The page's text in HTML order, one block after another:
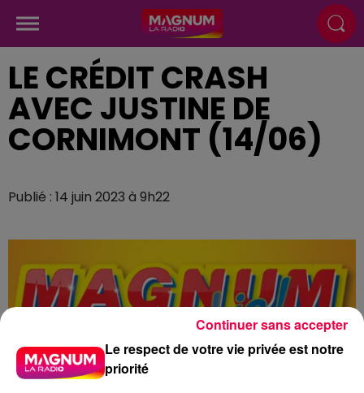
LE CRÉDIT CRASH
AVEC JUSTINE DE
CORNIMONT (14/06)
Publié : 14 juin 2023 à 9h22
Le respect de votre vie privée est notre
priorité
Continuer sans accepter